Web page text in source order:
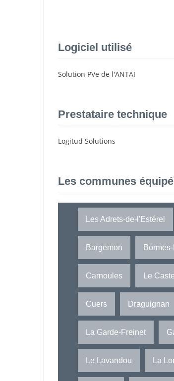
Logiciel utilisé
Solution PVe de l'ANTAI
Prestataire technique
Logitud Solutions
Les communes
Les Adrets-de-l'Estérel
Bargemon
Carnoules Le
Cuers Draguignan
La Garde-Freinet
Le Lavandou La